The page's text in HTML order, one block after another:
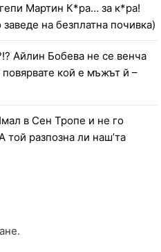
Мартин К*ра… за к*ра!
на безплатна почивка)
Айлин Бобева не се венча
кой е мъжът й –
в Сен Тропе и не го
той разпозна ли наш’та